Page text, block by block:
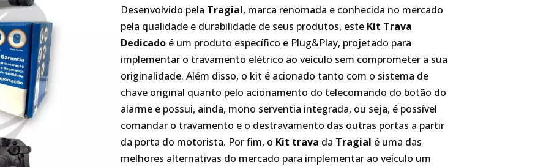
Desenvolvido pela Tragial, marca renomada e conhecida no mercado
pela qualidade e durabilidade de seus produtos, este Kit Trava
Dedicado é um produto específico e Plug&Play, projetado para
implementar o travamento elétrico ao veículo sem comprometer a sua
originalidade. Além disso, o kit é acionado tanto com o sistema de
chave original quanto pelo acionamento do telecomando do botão do
alarme e possui, ainda, mono serventia integrada, ou seja, é possível
comandar o travamento e o destravamento das outras portas a partir
da porta do motorista. Por fim, o Kit trava da Tragial é uma das
melhores alternativas do mercado para implementar ao veículo um